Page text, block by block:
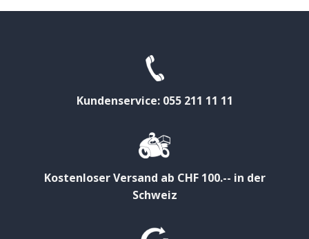
Kundenservice: 055 211 11 11
Kostenloser Versand ab CHF 100.-- in der
Schweiz